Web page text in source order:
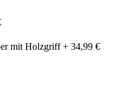
mit Holzgriff+ 34,99 €